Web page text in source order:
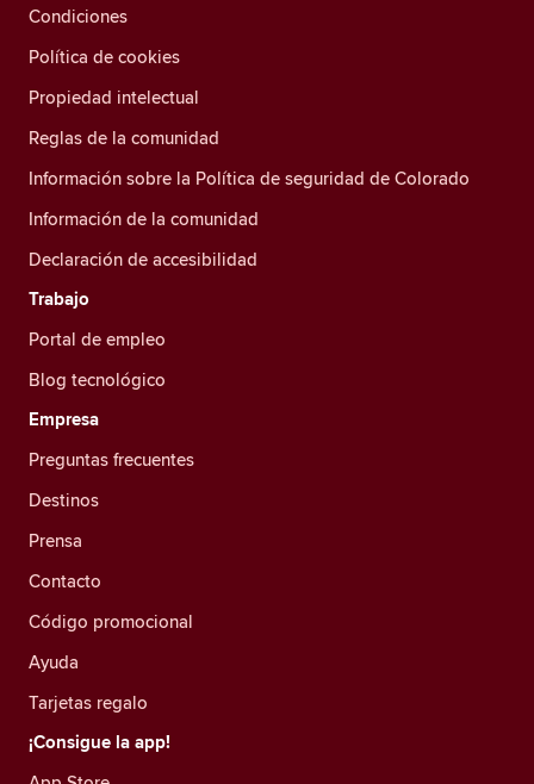
Condiciones
Política de cookies
Propiedad intelectual
Reglas de la comunidad
Información sobre la Política de seguridad de Colorado
Información de la comunidad
Declaración de accesibilidad
Trabajo
Portal de empleo
Blog tecnológico
Empresa
Preguntas frecuentes
Destinos
Prensa
Contacto
Código promocional
Ayuda
Tarjetas regalo
¡Consigue la app!